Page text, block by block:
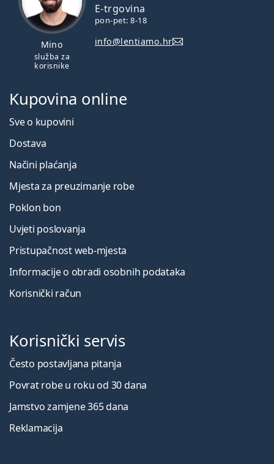
Mino
služba za
korisnike
E-trgovina
pon-pet: 8-18
info@lentiamo.hr
Kupovina online
Sve o kupovini
Dostava
Načini plaćanja
Mjesta za preuzimanje robe
Poklon bon
Uvjeti poslovanja
Pristupačnost web-mjesta
Informacije o obradi osobnih podataka
Korisnički račun
Korisnički servis
Često postavljana pitanja
Povrat robe u roku od 30 dana
Jamstvo zamjene 365 dana
Reklamacija